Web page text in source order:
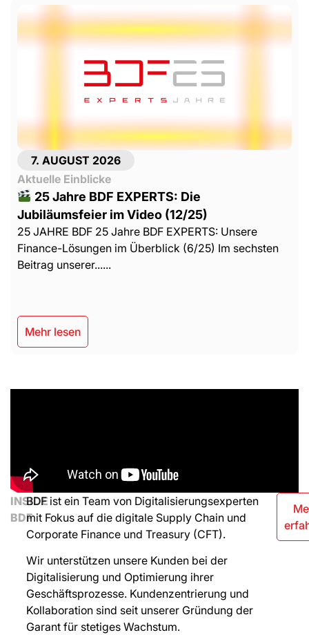
7. AUGUST 2026
Aktuelle Einblicke
25 Jahre BDF EXPERTS: Die
Jubiläumsfeier im Video (12/25)
25 JAHRE BDF 25 Jahre BDF EXPERTS: Unsere
Finance-Lösungen im Überblick (6/25) Im sechsten
Beitrag unserer......
Mehr lesen
INSIDE
BDF
BDF ist ein Team von Digitalisierungsexperten
mit Fokus auf die digitale Supply Chain und
Corporate Finance und Treasury (CFT).
Wir unterstützen unsere Kunden bei der
Digitalisierung und Optimierung ihrer
Geschäftsprozesse. Kundenzentrierung und
Kollaboration sind seit unserer Gründung der
Garant für stetiges Wachstum.